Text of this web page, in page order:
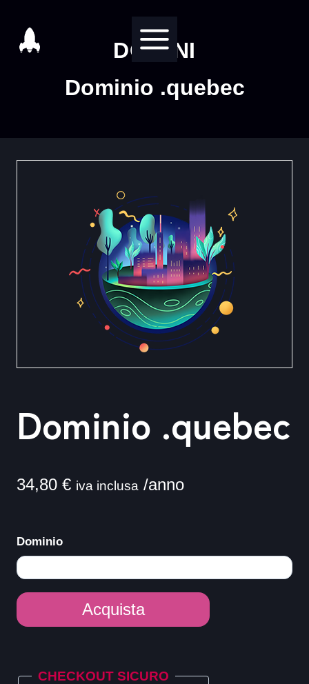
contenuto
DOMINI
Dominio .quebec
Dominio .quebec
34,80 € iva inclusa /anno
Dominio
Dominio
.quebec
Acquista
CHECKOUT SICURO